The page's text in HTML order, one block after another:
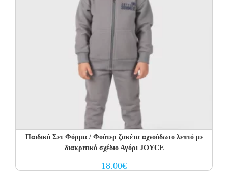
Παιδικό Σετ Φόρμα / Φούτερ ζακέτα αχνούδωτο λεπτό με
διακριτικό σχέδιο Αγόρι JOYCE
18.00€